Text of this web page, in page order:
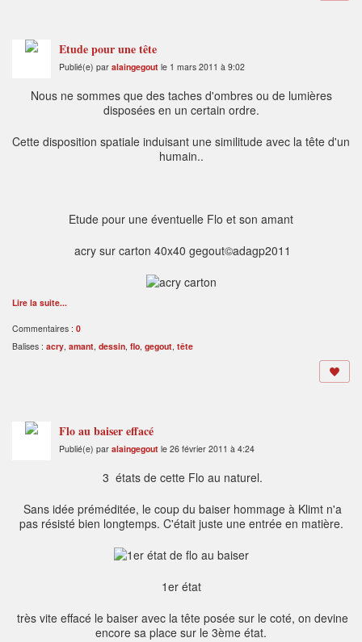
Etude pour une tête
Publié(e) par alaingegout le 1 mars 2011 à 9:02
Nous ne sommes que des taches d'ombres ou de lumières
disposées en un certain ordre.
Cette disposition spatiale induisant une similitude avec la tête d'un
humain..
Etude pour une éventuelle Flo et son amant
acry sur carton 40x40 gegout©adagp2011
Lire la suite...
Commentaires : 0
Balises : acry, amant, dessin, flo, gegout, tête
Flo au baiser effacé
Publié(e) par alaingegout le 26 février 2011 à 4:24
3 états de cette Flo au naturel.
Sans idée préméditée, le coup du baiser hommage à Klimt n'a
pas résisté bien longtemps. C'était juste une entrée en matière.
1er état
très vite effacé le baiser avec la tête posée sur le coté, on devine
encore sa place sur le 3ème état.